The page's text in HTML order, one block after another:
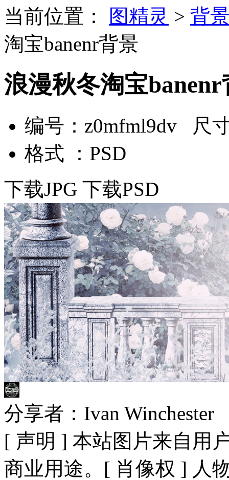
当前位置：
图精灵 > 背
淘宝banenr背景
浪漫秋冬淘宝banenr
编号：z0mfml9dv 尺
格式 ：PSD
下载JPG 下载PSD
分享者：Ivan Winchester
[ 声明 ] 本站图片来自用
商业用途。[ 肖像权 ] 人